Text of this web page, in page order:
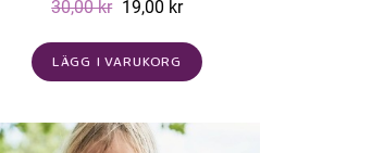
30,00 kr 19,00 kr
LÄGG I VARUKORG